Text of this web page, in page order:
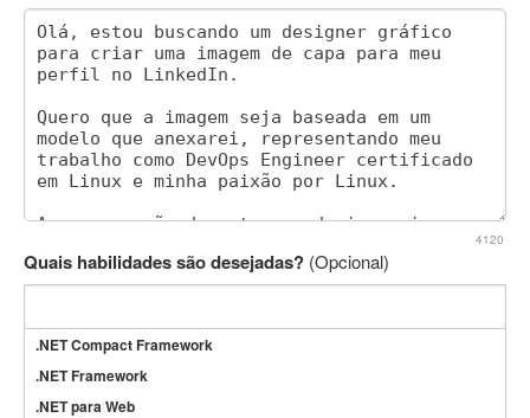
4120
Quais habilidades são desejadas? (Opcional)
.NET Compact Framework
.NET Framework
.NET para Web